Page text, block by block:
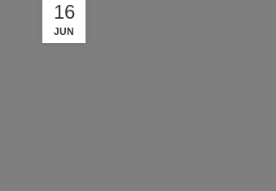
16
JUN